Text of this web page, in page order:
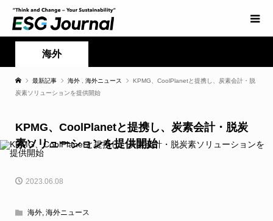
海外
最新記事 海外 海外ニュース
KPMG、CoolPlanetと提携し、炭素会計・脱
炭素ソリューションを提供開始
KPMG、CoolPlanetと提携し、炭素会計・脱炭
素ソリューションを提供開始
2023.06.08
海外, 海外ニュース